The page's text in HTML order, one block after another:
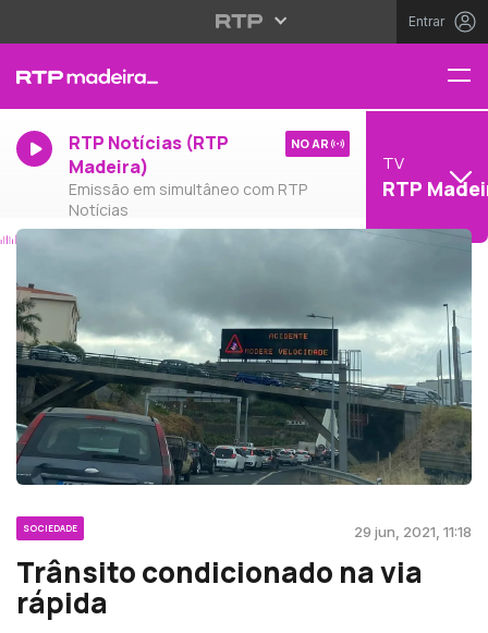
Entrar
RTP Notícias (RTP
Madeira)
Emissão em simultâneo com RTP
Notícias
NO AR
TV
RTP
SOCIEDADE 29 jun, 2021, 11:18
Trânsito condicionado na via
rápida